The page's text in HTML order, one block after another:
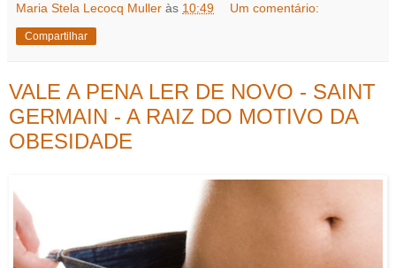
Maria Stela Lecocq Muller às 10:49 Um comentário:
Compartilhar
VALE A PENA LER DE NOVO - SAINT
GERMAIN - A RAIZ DO MOTIVO DA
OBESIDADE